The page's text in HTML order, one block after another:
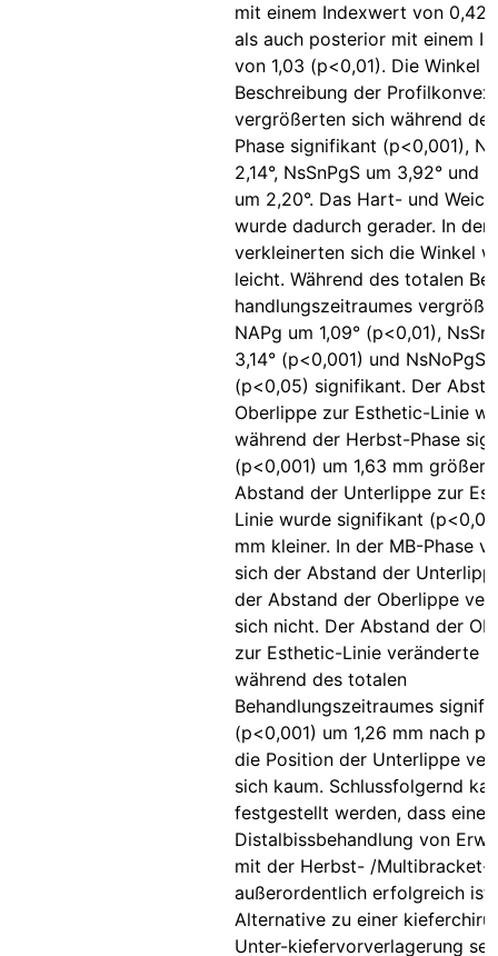
mit einem Indexwert von 0,42
als auch posterior mit einem
von 1,03 (p<0,01). Die Winkel
Beschreibung der
vergrößerten sich während
Phase signifikant (p<0,001),
2,14°, NsSnPgS um 3,92° und
um 2,20°. Das Hart- und
wurde dadurch gerader. In der
verkleinerten sich die Winkel
leicht. Während des totalen Be-
handlungszeitraumes
NAPg um 1,09° (p<0,01),
3,14° (p<0,001) und NsNoPgS
(p<0,05) signifikant. Der
Oberlippe zur Esthetic-Linie
während der Herbst-Phase
(p<0,001) um 1,63 mm größer
Abstand der Unterlippe zur
Linie wurde signifikant
mm kleiner. In der MB-Phase
sich der Abstand der
der Abstand der Oberlippe
sich nicht. Der Abstand der
zur Esthetic-Linie veränderte
während des totalen
Behandlungszeitraumes
(p<0,001) um 1,26 mm nach
die Position der Unterlippe
sich kaum. Schlussfolgernd
festgestellt werden, dass eine
Distalbissbehandlung von
mit der Herbst- /Multibracket-
außerordentlich erfolgreich ist
Alternative zu einer
Unter-kiefervorverlagerung